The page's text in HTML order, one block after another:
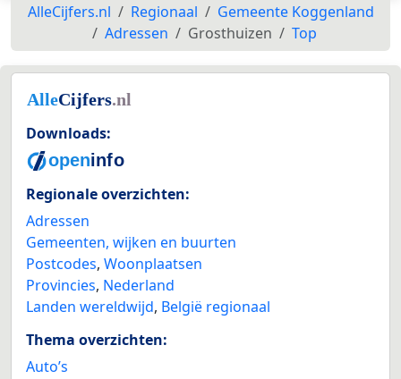
AlleCijfers.nl Regionaal
Gemeente Koggenland
Adressen
Grosthuizen Top
Downloads:
Regionale overzichten:
Adressen
Gemeenten, wijken en buurten
Postcodes, Woonplaatsen
Provincies, Nederland
Landen wereldwijd, België regionaal
Thema overzichten:
Auto’s